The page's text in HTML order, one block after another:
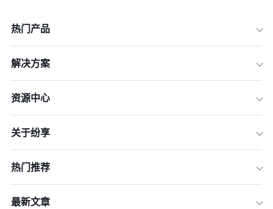
热门产品
解决方案
资源中心
关于纷享
热门推荐
最新文章